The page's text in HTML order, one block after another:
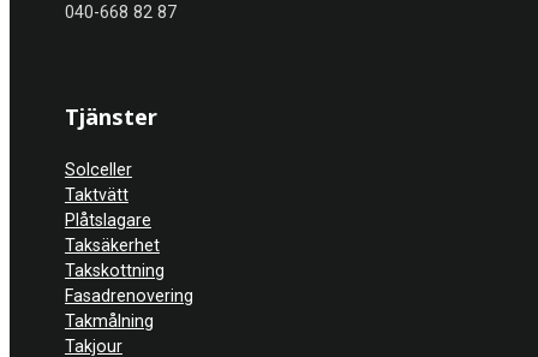
040-668 82 87
Tjänster
Solceller
Taktvätt
Plåtslagare
Taksäkerhet
Takskottning
Fasadrenovering
Takmålning
Takjour